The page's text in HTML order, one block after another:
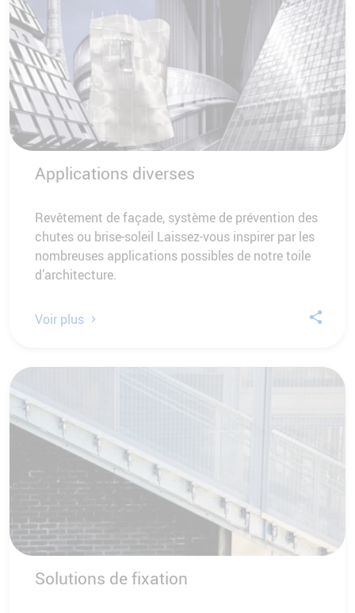
Applications diverses
Revêtement de façade, système de prévention des
chutes ou brise-soleil Laissez-vous inspirer par les
nombreuses applications possibles de notre toile
d’architecture.
Voir plus
Solutions de fixation